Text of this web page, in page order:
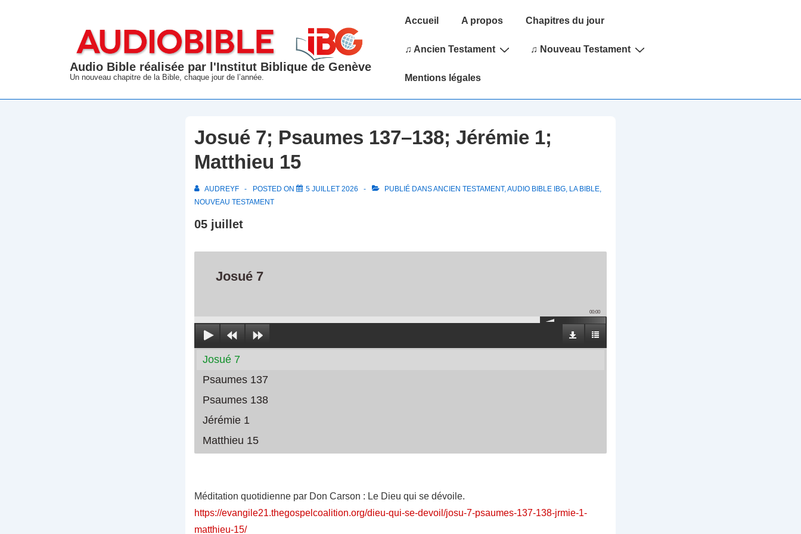
Audio Bible réalisée par l'Institut Biblique de Genève
Un nouveau chapitre de la Bible, chaque jour de l’année.
Main
Accueil A propos Chapitres du jour
♫ Ancien Testament ♫ Nouveau Testament
Mentions légales
Josué 7; Psaumes 137–138; Jérémie 1;
Matthieu 15
AUDREYF POSTED ON 5 JUILLET 2026 PUBLIÉ DANSANCIEN TESTAMENT,AUDIO BIBLE IBG, LA BIBLE,
NOUVEAU TESTAMENT
05 juillet
Josué 7
00:00
Josué 7
Psaumes 137
Psaumes 138
Jérémie 1
Matthieu 15
Méditation quotidienne par Don Carson : Le Dieu qui se dévoile.
https://evangile21.thegospelcoalition.org/dieu-qui-se-devoil/josu-7-psaumes-137-138-jrmie-1-
matthieu-15/